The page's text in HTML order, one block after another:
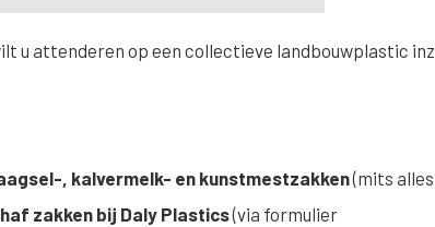
u attenderen op een collectieve landbouwplastic
, kalvermelk- en kunstmestzakken(mits alles
zakken bij Daly Plastics(via formulier